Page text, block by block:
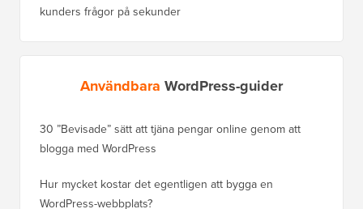
kunders frågor på sekunder
Användbara WordPress-guider
30 ”Bevisade” sätt att tjäna pengar online genom att
blogga med WordPress
Hur mycket kostar det egentligen att bygga en
WordPress-webbplats?